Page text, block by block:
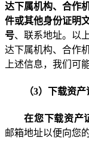
达下属机构、合作
件或其他身份证明
号、联系地址。 以
达下属机构、合作
上述信息，我们可
（3）下载资产
在您下载资产
邮箱地址以便向您